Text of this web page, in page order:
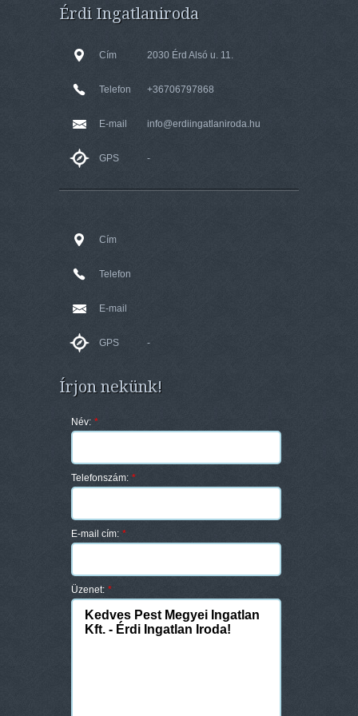
Érdi Ingatlaniroda
Cím 2030 Érd Alsó u. 11.
Telefon +36706797868
E-mail info@erdiingatlaniroda.hu
GPS -
Cím
Telefon
E-mail
GPS -
Írjon nekünk!
Név: *
Telefonszám: *
E-mail cím: *
Üzenet: *